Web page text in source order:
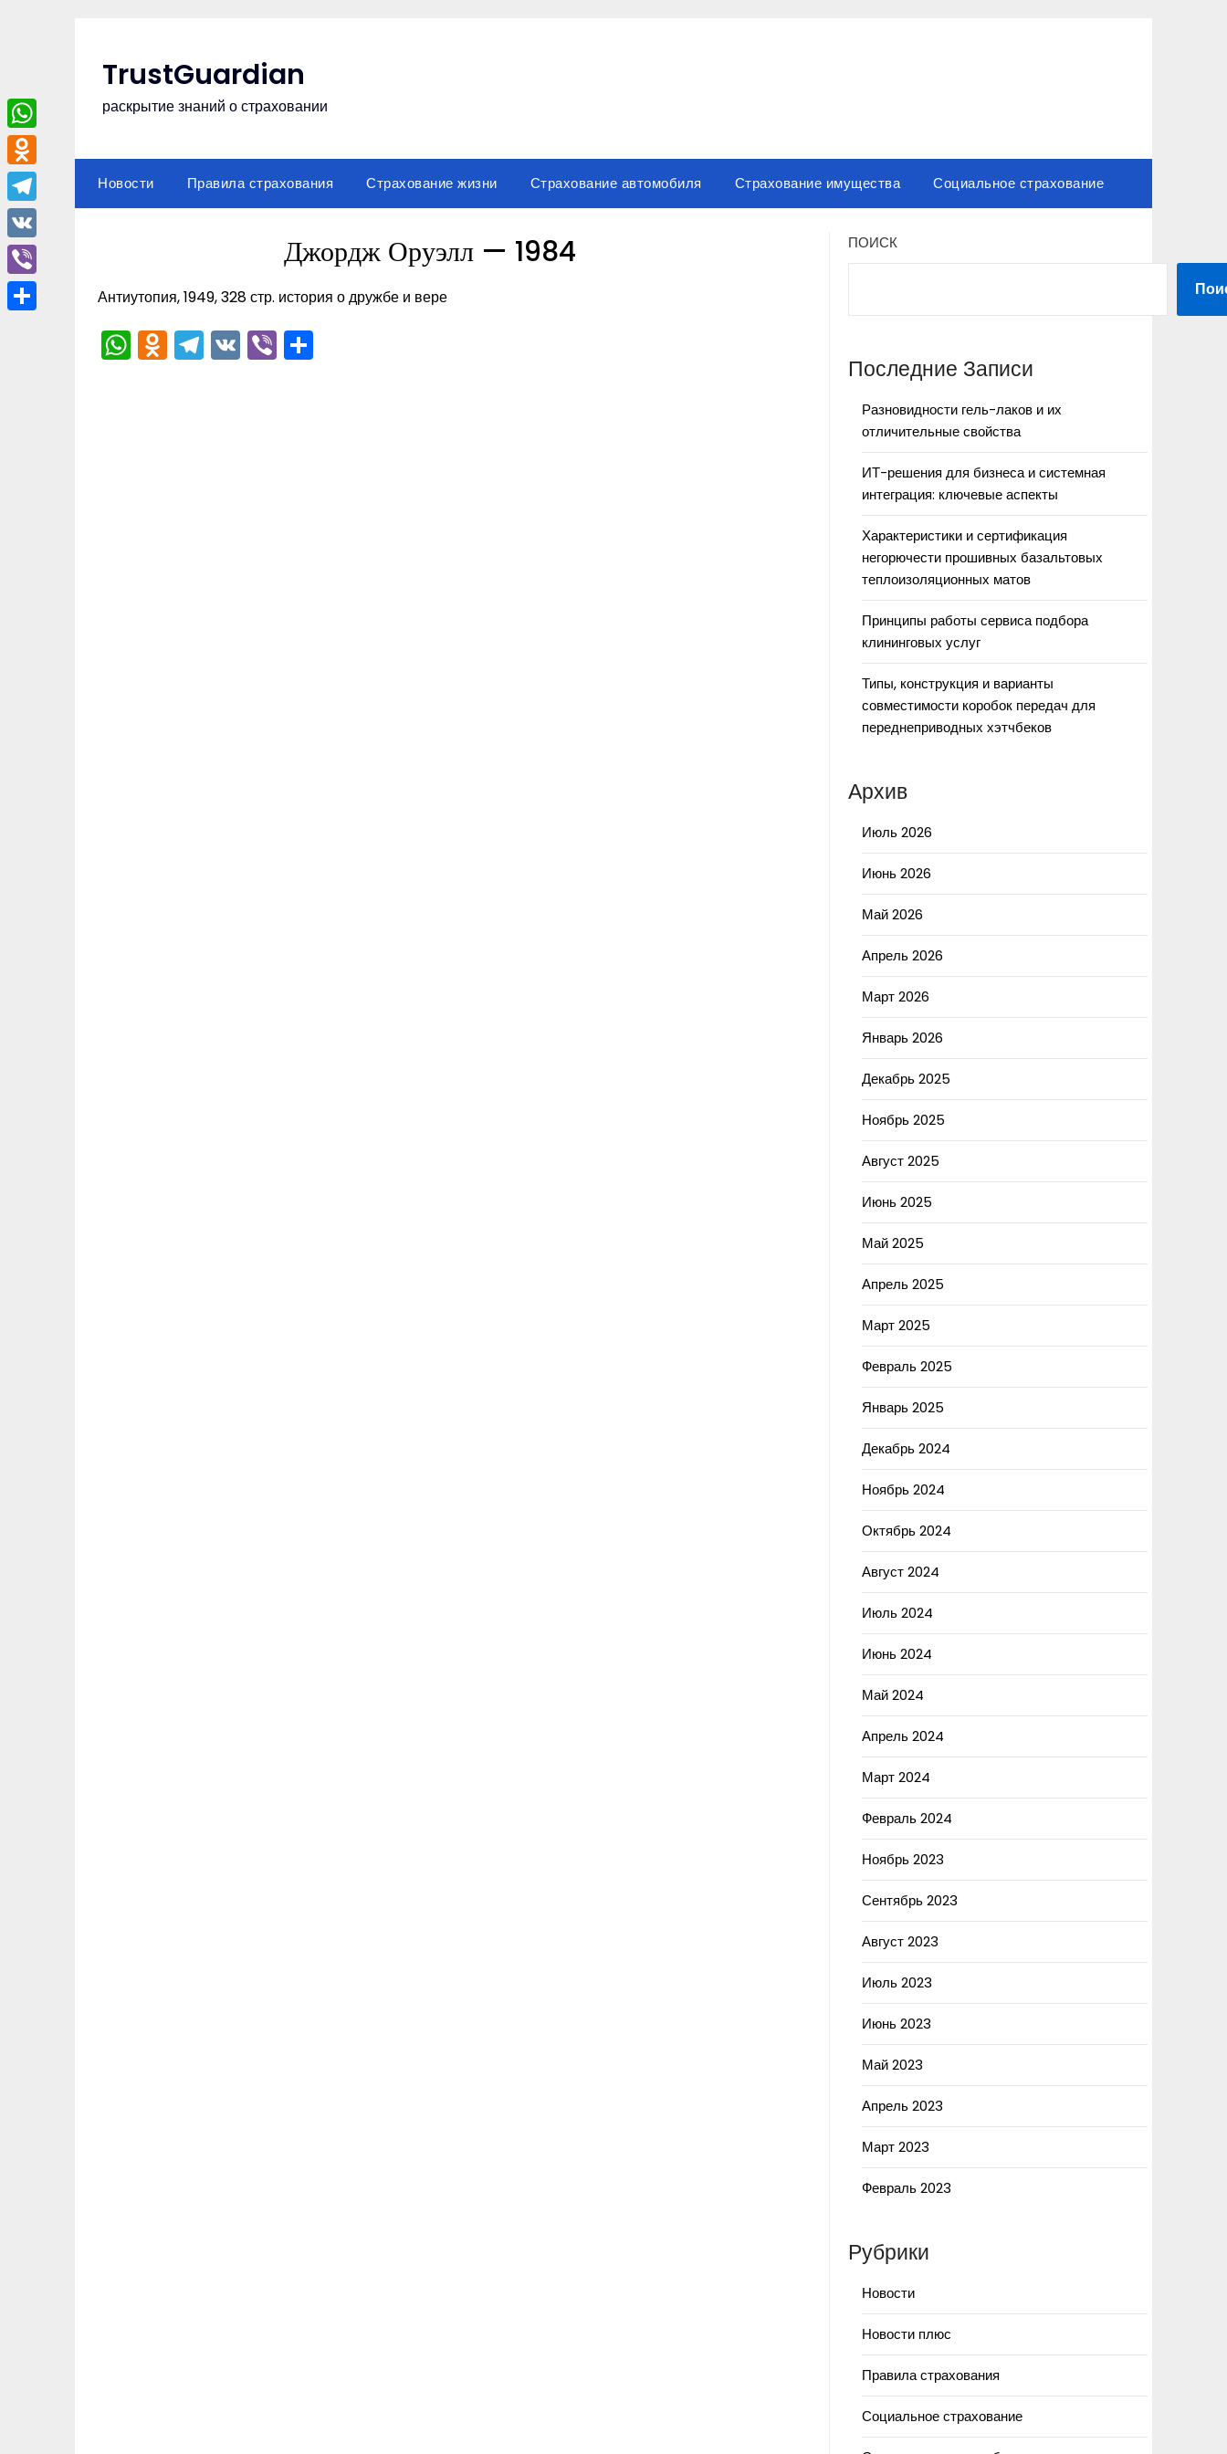
TrustGuardian
раскрытие знаний о страховании
Новости Правила страхования Страхование жизни Страхование автомобиля Страхование имущества Социальное страхование
Джордж Оруэлл — 1984
Антиутопия, 1949, 328 стр. история о дружбе и вере
WhatsApp
Odnoklassniki
Telegram
VKViber
ПОИСК
Последние Записи
Разновидности гель-лаков и их
отличительные свойства
ИТ-решения для бизнеса и системная
интеграция: ключевые аспекты
Характеристики и сертификация
негорючести прошивных базальтовых
теплоизоляционных матов
Принципы работы сервиса подбора
клининговых услуг
Типы, конструкция и варианты
совместимости коробок передач для
переднеприводных хэтчбеков
Архив
Июль 2026
Июнь 2026
Май 2026
Апрель 2026
Март 2026
Январь 2026
Декабрь 2025
Ноябрь 2025
Август 2025
Июнь 2025
Май 2025
Апрель 2025
Март 2025
Февраль 2025
Январь 2025
Декабрь 2024
Ноябрь 2024
Октябрь 2024
Август 2024
Июль 2024
Июнь 2024
Май 2024
Апрель 2024
Март 2024
Февраль 2024
Ноябрь 2023
Сентябрь 2023
Август 2023
Июль 2023
Июнь 2023
Май 2023
Апрель 2023
Март 2023
Февраль 2023
Рубрики
Новости
Новости плюс
Правила страхования
Социальное страхование
WhatsApp
Odnoklassniki
Telegram
VK
Viber